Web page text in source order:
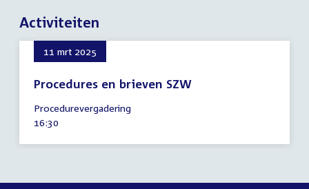
Activiteiten
11 mrt 2025
Procedures en brieven SZW
maart
2025
Procedurevergadering
Tijd
16:30